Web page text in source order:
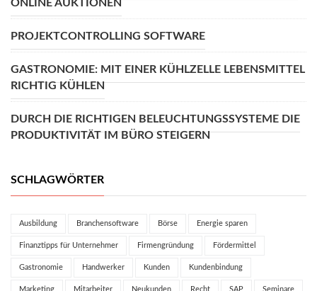
ONLINE AUKTIONEN
PROJEKTCONTROLLING SOFTWARE
GASTRONOMIE: MIT EINER KÜHLZELLE LEBENSMITTEL
RICHTIG KÜHLEN
DURCH DIE RICHTIGEN BELEUCHTUNGSSYSTEME DIE
PRODUKTIVITÄT IM BÜRO STEIGERN
SCHLAGWÖRTER
Ausbildung Branchensoftware Börse Energie sparen
Finanztipps für Unternehmer Firmengründung Fördermittel
Gastronomie Handwerker Kunden Kundenbindung
Marketing Mitarbeiter Neukunden Recht SAP Seminare